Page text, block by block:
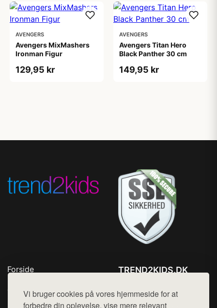
Vi bruger cookies på vores hjemmeside for at
forbedre din oplevelse, vise mere relevant
AVENGERS
Avengers MixMashers
Ironman Figur
129,95 kr
AVENGERS
Avengers Titan Hero
Black Panther 30 cm
149,95 kr
Forside
Top Rabatter
Blog
TREND2KIDS.DK
Mail: hej@want.dk